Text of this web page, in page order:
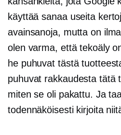
käyttää sanaa useita
avainsanoja, mutta on
olen varma, että tekoäly
he puhuvat tästä
puhuvat rakkaudesta tätä
miten se oli pakattu. Ja
todennäköisesti kirjoita